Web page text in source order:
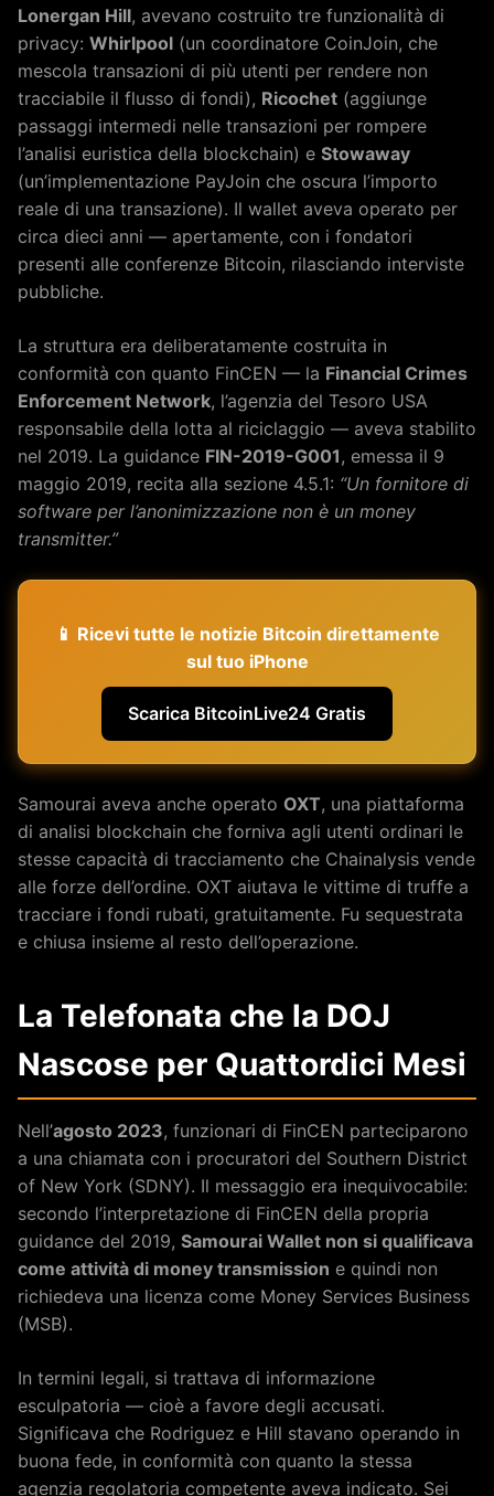
Lonergan Hill, avevano costruito tre funzionalità di
privacy: Whirlpool (un coordinatore CoinJoin, che
mescola transazioni di più utenti per rendere non
tracciabile il flusso di fondi), Ricochet (aggiunge
passaggi intermedi nelle transazioni per rompere
l’analisi euristica della blockchain) e Stowaway
(un’implementazione PayJoin che oscura l’importo
reale di una transazione). Il wallet aveva operato per
circa dieci anni — apertamente, con i fondatori
presenti alle conferenze Bitcoin, rilasciando interviste
pubbliche.
La struttura era deliberatamente costruita in
conformità con quanto FinCEN — la Financial Crimes
Enforcement Network, l’agenzia del Tesoro USA
responsabile della lotta al riciclaggio — aveva stabilito
nel 2019. La guidance FIN-2019-G001, emessa il 9
maggio 2019, recita alla sezione 4.5.1: “Un fornitore di
software per l’anonimizzazione non è un money
transmitter.”
📱 Ricevi tutte le notizie Bitcoin direttamente
sul tuo iPhone
Scarica BitcoinLive24 Gratis
Samourai aveva anche operato OXT, una piattaforma
di analisi blockchain che forniva agli utenti ordinari le
stesse capacità di tracciamento che Chainalysis vende
alle forze dell’ordine. OXT aiutava le vittime di truffe a
tracciare i fondi rubati, gratuitamente. Fu sequestrata
e chiusa insieme al resto dell’operazione.
La Telefonata che la DOJ
Nascose per Quattordici Mesi
Nell’agosto 2023, funzionari di FinCEN parteciparono
a una chiamata con i procuratori del Southern District
of New York (SDNY). Il messaggio era inequivocabile:
secondo l’interpretazione di FinCEN della propria
guidance del 2019, Samourai Wallet non si qualificava
come attività di money transmission e quindi non
richiedeva una licenza come Money Services Business
(MSB).
In termini legali, si trattava di informazione
esculpatoria — cioè a favore degli accusati.
Significava che Rodriguez e Hill stavano operando in
buona fede, in conformità con quanto la stessa
agenzia regolatoria competente aveva indicato. Sei